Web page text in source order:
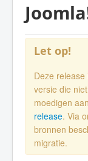
Let op!
Deze
versie die
moedigen
release. Via
bronnen
migratie.